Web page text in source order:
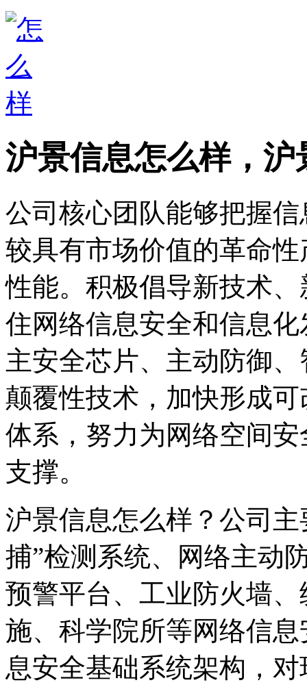
沪景信息怎么样，
公司核心团队能够把握
较具有市场价值的革命
性能。积极倡导新技术
住网络信息安全和信息
主安全芯片、主动防御
颠覆性技术，加快形成
体系，努力为网络空间
支撑。
沪景信息怎么样？公司
捕”检测系统、网络主动
预警平台、工业防火墙
施、科学院所等网络信
息安全基础系统架构，